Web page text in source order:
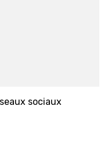
sociaux